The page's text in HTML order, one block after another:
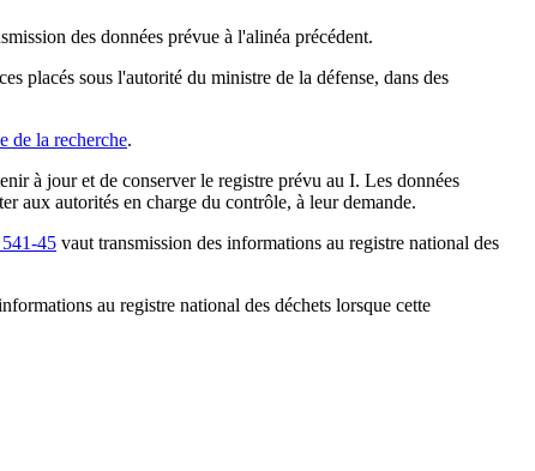
des données prévue à l'alinéa précédent.
placés sous l'autorité du ministre de la défense, dans des
de la recherche.
à jour et de conserver le registre prévu au I. Les données
aux autorités en charge du contrôle, à leur demande.
45 vaut transmission des informations au registre national des
au registre national des déchets lorsque cette